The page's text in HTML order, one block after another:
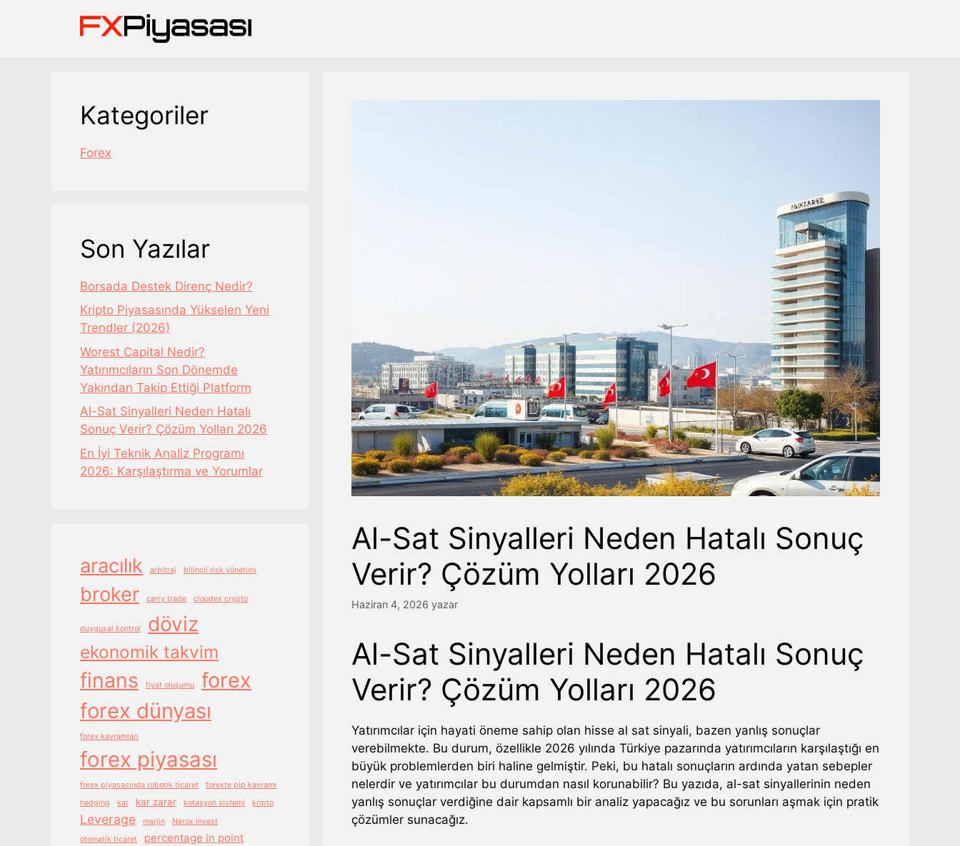
Al-Sat Sinyalleri Neden Hatalı Sonuç
Verir? Çözüm Yolları 2026
Haziran 4, 2026 yazar
Al-Sat Sinyalleri Neden Hatalı Sonuç
Verir? Çözüm Yolları 2026
Yatırımcılar için hayati öneme sahip olan hisse al sat sinyali, bazen yanlış sonuçlar
verebilmekte. Bu durum, özellikle 2026 yılında Türkiye pazarında yatırımcıların karşılaştığı en
büyük problemlerden biri haline gelmiştir. Peki, bu hatalı sonuçların ardında yatan sebepler
nelerdir ve yatırımcılar bu durumdan nasıl korunabilir? Bu yazıda, al-sat sinyallerinin neden
yanlış sonuçlar verdiğine dair kapsamlı bir analiz yapacağız ve bu sorunları aşmak için pratik
çözümler sunacağız.
Kategoriler
Forex
Son Yazılar
Borsada Destek Direnç Nedir?
Kripto Piyasasında Yükselen Yeni
Trendler (2026)
Worest Capital Nedir?
Yatırımcıların Son Dönemde
Yakından Takip Ettiği Platform
Al-Sat Sinyalleri Neden Hatalı
Sonuç Verir? Çözüm Yolları 2026
En İyi Teknik Analiz Programı
2026: Karşılaştırma ve Yorumlar
aracılık arbitraj bilinçli risk yönetimi
broker carry trade cloudex crypto
duygusal kontrol döviz
ekonomik takvim
finans fiyat oluşumu
forex
forex dünyası
forex kavramları
forex piyasası
forex piyasasında robotik ticaret
forexte pip kavramı
hedging
kar kar zarar kotasyon sistemi kripto
Leverage marjin
Nerox Invest
otomatik ticaret
percentage in point